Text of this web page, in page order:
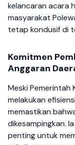
kelancaran acara
masyarakat
tetap kondusif di
Komitmen
Anggaran
Meski Pemerintah
melakukan
memastikan
dikesampingkan.
penting untuk